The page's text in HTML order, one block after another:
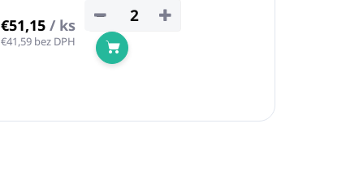
€51,15 / ks
€41,59 bez DPH
+
−
Do košíka